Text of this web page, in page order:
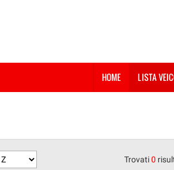
HOME LISTA
Trovati0